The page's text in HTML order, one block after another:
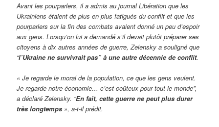
Avant les pourparlers, il a admis au journal Libération que les
Ukrainiens étaient de plus en plus fatigués du conflit et que les
pourparlers sur la fin des combats avaient donné un peu d’espoir
aux gens. Lorsqu’on lui a demandé s’il devait plutôt préparer ses
citoyens à dix autres années de guerre, Zelensky a souligné que
“l’Ukraine ne survivrait pas” à une autre décennie de conflit.
« Je regarde le moral de la population, ce que les gens veulent.
Je regarde notre économie… c’est coûteux pour tout le monde”,
a déclaré Zelensky. “En fait, cette guerre ne peut plus durer
très longtemps », a-t-il prédit.